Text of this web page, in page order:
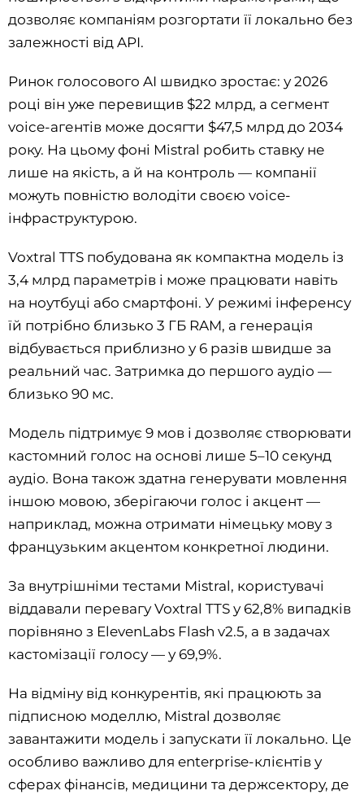
дозволяє компаніям розгортати її локально без
залежності від API.
Ринок голосового AI швидко зростає: у 2026
році він уже перевищив $22 млрд, а сегмент
voice-агентів може досягти $47,5 млрд до 2034
року. На цьому фоні Mistral робить ставку не
лише на якість, а й на контроль — компанії
можуть повністю володіти своєю voice-
інфраструктурою.
Voxtral TTS побудована як компактна модель із
3,4 млрд параметрів і може працювати навіть
на ноутбуці або смартфоні. У режимі інференсу
їй потрібно близько 3 ГБ RAM, а генерація
відбувається приблизно у 6 разів швидше за
реальний час. Затримка до першого аудіо —
близько 90 мс.
Модель підтримує 9 мов і дозволяє створювати
кастомний голос на основі лише 5–10 секунд
аудіо. Вона також здатна генерувати мовлення
іншою мовою, зберігаючи голос і акцент —
наприклад, можна отримати німецьку мову з
французьким акцентом конкретної людини.
За внутрішніми тестами Mistral, користувачі
віддавали перевагу Voxtral TTS у 62,8% випадків
порівняно з ElevenLabs Flash v2.5, а в задачах
кастомізації голосу — у 69,9%.
На відміну від конкурентів, які працюють за
підписною моделлю, Mistral дозволяє
завантажити модель і запускати її локально. Це
особливо важливо для enterprise-клієнтів у
сферах фінансів, медицини та держсектору, де